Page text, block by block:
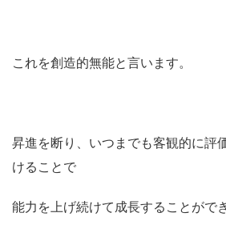
これを創造的無能と言います。
昇進を断り、いつまでも客観的に評
けることで
能力を上げ続けて成長することがで